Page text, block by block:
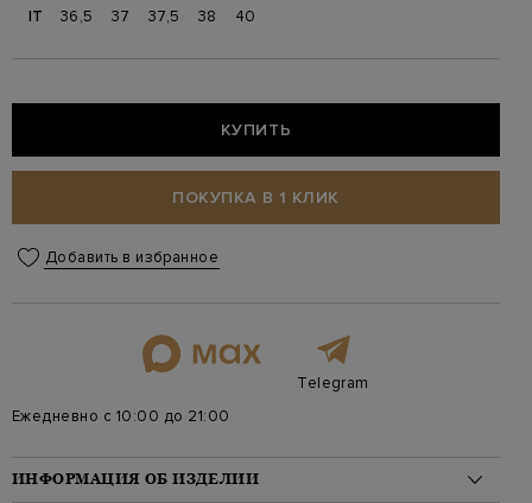
IT 36,5 37 37,5 38 40
КУПИТЬ
ПОКУПКА В 1 КЛИК
Добавить в избранное
Telegram
Ежедневно с 10:00 до 21:00
ИНФОРМАЦИЯ ОБ ИЗДЕЛИИ